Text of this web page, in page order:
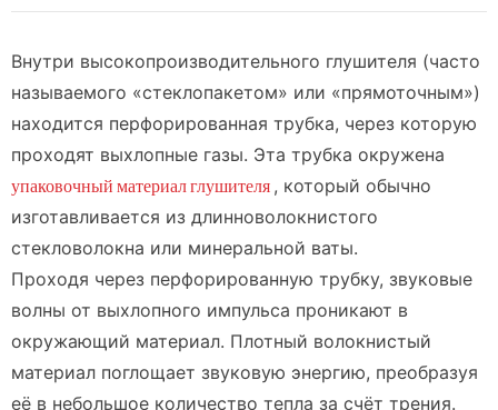
Внутри высокопроизводительного глушителя (часто
называемого «стеклопакетом» или «прямоточным»)
находится перфорированная трубка, через которую
проходят выхлопные газы. Эта трубка окружена
упаковочный материал глушителя , который обычно
изготавливается из длинноволокнистого
стекловолокна или минеральной ваты.
Проходя через перфорированную трубку, звуковые
волны от выхлопного импульса проникают в
окружающий материал. Плотный волокнистый
материал поглощает звуковую энергию, преобразуя
её в небольшое количество тепла за счёт трения.